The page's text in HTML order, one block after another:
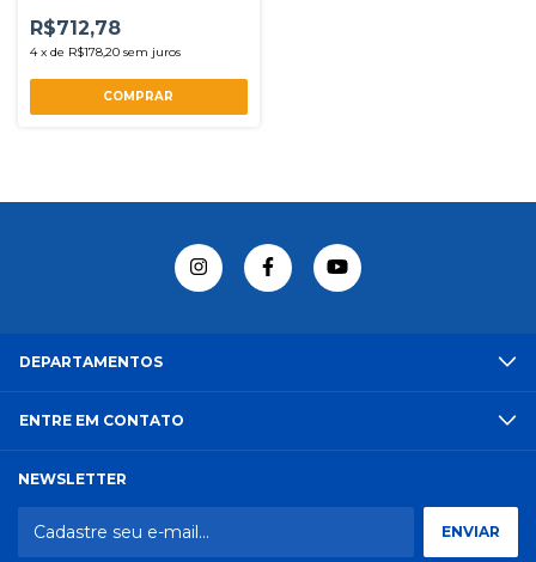
R$712,78
4 x de R$178,20 sem juros
DEPARTAMENTOS
ENTRE EM CONTATO
NEWSLETTER